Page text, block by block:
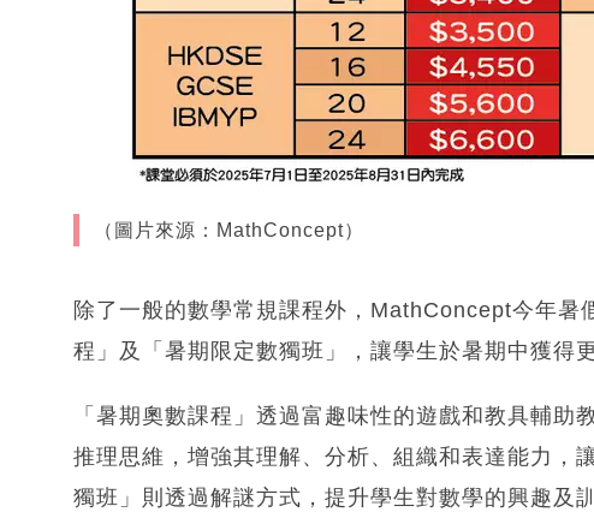
（圖片來源：MathConcept）
除了一般的數學常規課程外，MathConcept今年暑
程」及「暑期限定數獨班」，讓學生於暑期中獲得
「暑期奧數課程」透過富趣味性的遊戲和教具輔
推理思維，增強其理解、分析、組織和表達能力，
獨班」則透過解謎方式，提升學生對數學的興趣及